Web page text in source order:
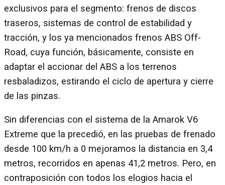
exclusivos para el segmento: frenos de discos
traseros, sistemas de control de estabilidad y
tracción, y los ya mencionados frenos ABS Off-
Road, cuya función, básicamente, consiste en
adaptar el accionar del ABS a los terrenos
resbaladizos, estirando el ciclo de apertura y cierre
de las pinzas.
Sin diferencias con el sistema de la Amarok V6
Extreme que la precedió, en las pruebas de frenado
desde 100 km/h a 0 mejoramos la distancia en 3,4
metros, recorridos en apenas 41,2 metros. Pero, en
contraposición con todos los elogios hacia el